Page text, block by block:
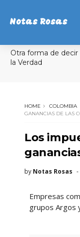
Notas Rosas
Otra forma de decir
la Verdad
HOME COLOMBIA
GANANCIAS DE LAS
Los
by Notas Rosas
Empresas
grupos Argos